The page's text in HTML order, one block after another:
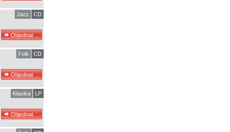
CD
Jazz
CD
Folk
LP
Klasika